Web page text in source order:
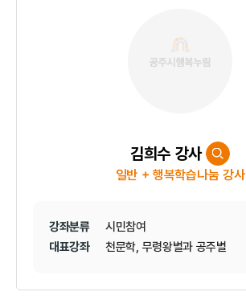
김희수 강사
일반 + 행복학습나눔 강사
강좌분류
시민참여
대표강좌
천문학, 무령왕별과 공주별